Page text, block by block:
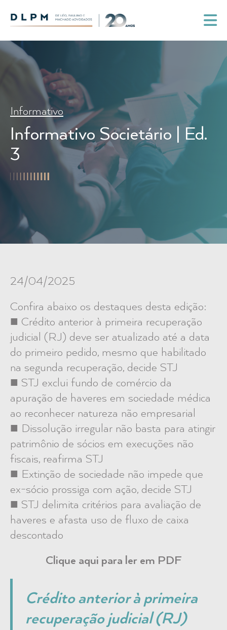
Informativo
Informativo Societário | Ed.
3
24/04/2025
Confira abaixo os destaques desta edição:
■ Crédito anterior à primeira recuperação
judicial (RJ) deve ser atualizado até a data
do primeiro pedido, mesmo que habilitado
na segunda recuperação, decide STJ
■ STJ exclui fundo de comércio da
apuração de haveres em sociedade médica
ao reconhecer natureza não empresarial
■ Dissolução irregular não basta para atingir
patrimônio de sócios em execuções não
fiscais, reafirma STJ
■ Extinção de sociedade não impede que
ex-sócio prossiga com ação, decide STJ
■ STJ delimita critérios para avaliação de
haveres e afasta uso de fluxo de caixa
descontado
Clique aqui para ler em PDF
Crédito anterior à primeira
recuperação judicial (RJ)